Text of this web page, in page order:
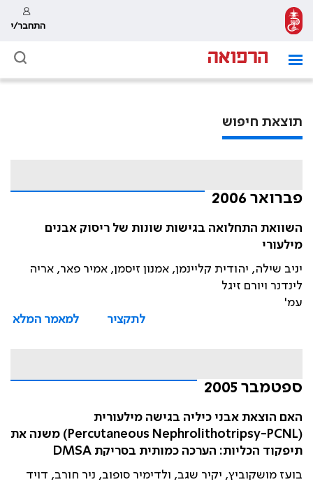
התחבר/י
תוצאת חיפוש
פברואר 2006
השוואת התחלואה בגישות שונות של ריסוק אבנים
מילעורי
יניב שילה, יהודית קליינמן, אמנון זיסמן, אמיר פאר, אריה
לינדנר ויורם זיגל
עמ'
לתקציר
למאמר המלא
ספטמבר 2005
האם הוצאת אבני כיליה בגישה מילעורית
(Percutaneous Nephrolithotripsy-PCNL) משנה את
תיפקוד הכליות: הערכה כמותית בסריקת DMSA
בועז מושקוביץ, יקיר שגב, ולדימיר סופוב, ניר חורב, דויד